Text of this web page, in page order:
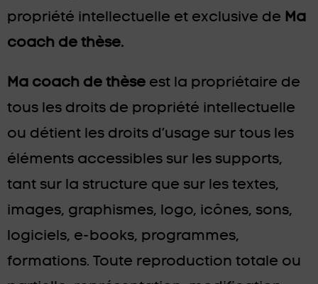
propriété intellectuelle et exclusive de Ma
coach de thèse.
Ma coach de thèse est la propriétaire de
tous les droits de propriété intellectuelle
ou détient les droits d’usage sur tous les
éléments accessibles sur les supports,
tant sur la structure que sur les textes,
images, graphismes, logo, icônes, sons,
logiciels, e-books, programmes,
formations. Toute reproduction totale ou